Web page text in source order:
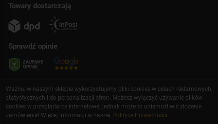
Towary dostarczają
Sprawdź opinie
Ważne: w naszym sklepie wykorzystujemy pliki cookies w celach reklamowych,
statystycznych i do personalizacji stron. Możesz wyłączyć używanie plików
cookies w przeglądarce internetowej jednak może to uniemożliwić złożenie
zamówienia! Więcej informacji w naszej Polityce Prywatności .